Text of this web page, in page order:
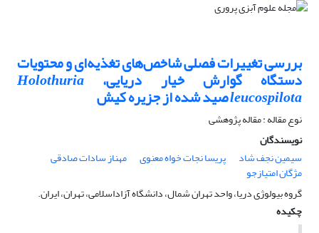
بررسی تغییرات فصلی شاخص‌های تغذیه‌ای و محتویات
دستگاه گوارش خیار دریایی، Holothuria
leucospilotaصید شده از جزیره کیش
نوع مقاله : مقاله پژوهشی
نویسندگان
سیمین نجف شاد
پریسا نجات خواه معنوی مهناز سادات صادقی
مژگان امتیازجو
گروه بیولوژی دریا، واحد تهران شمال، دانشگاه آزاداسلامی، تهران، ایران.
چکیده